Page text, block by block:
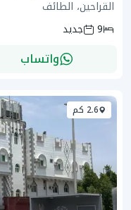
القراحين، الطائف
9
جديد
واتساب
2.6 كم